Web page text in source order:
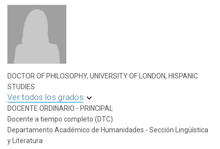
DOCTOR OF PHILOSOPHY, UNIVERSITY OF LONDON, HISPANIC
STUDIES
Ver todos los grados
DOCENTE ORDINARIO - PRINCIPAL
Docente a tiempo completo (DTC)
Departamento Académico de Humanidades - Sección Lingüística
y Literatura